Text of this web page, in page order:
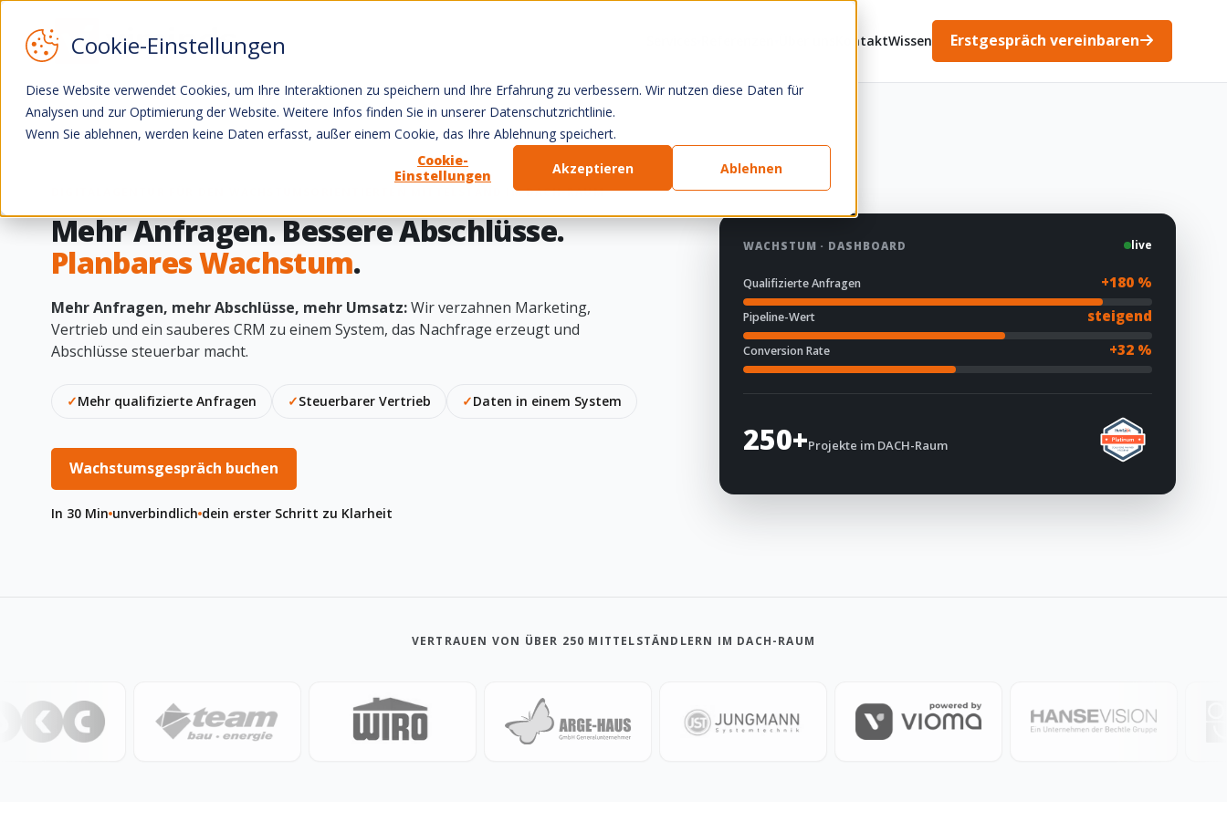
Diese Website verwendet Cookies, um Ihre Interaktionen zu speichern und Ihre Erfahrung zu verbessern. Wir nutzen diese Daten für
Analysen und zur Optimierung der Website. Weitere Infos finden Sie in unserer Datenschutzrichtlinie.
Wenn Sie ablehnen, werden keine Daten erfasst, außer einem Cookie, das Ihre Ablehnung speichert.
Cookie-
Einstellungen
Akzeptieren Ablehnen
KontaktWissen Erstgespräch vereinbaren
DIGITALAGENTUR FÜR DEN WACHSTUMSORIENTIERTEN MITTELSTAND IM DACH-RAUM
Mehr Anfragen. Bessere Abschlüsse.
Planbares Wachstum.
Mehr Anfragen, mehr Abschlüsse, mehr Umsatz:Wir verzahnen Marketing,
Vertrieb und ein sauberes CRM zu einem System, das Nachfrage erzeugt und
Abschlüsse steuerbar macht.
✓Mehr qualifizierte Anfragen ✓Steuerbarer Vertrieb ✓Daten in einem System
Wachstumsgespräch buchen
In 30 Min unverbindlich dein erster Schritt zu Klarheit
WACHSTUM · DASHBOARD live
Qualifizierte Anfragen +180 %
Pipeline-Wert steigend
Conversion Rate +32 %
250+Projekte im DACH-Raum
VERTRAUEN VON ÜBER 250 MITTELSTÄNDLERN IM DACH-RAUM